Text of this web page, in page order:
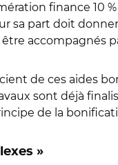
finance
sa part doit
accompagnés
de ces aides
sont déjà
de la
»